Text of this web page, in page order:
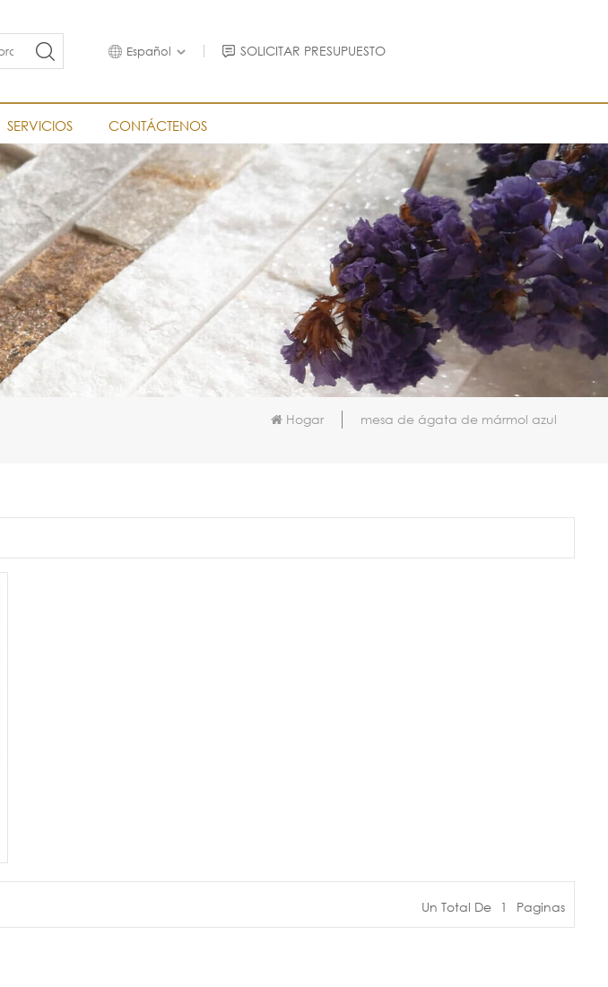
Español SOLICITAR PRESUPUESTO
SERVICIOS CONTÁCTENOS
Hogar mesa de ágata de mármol azul
Un Total De 1 Paginas